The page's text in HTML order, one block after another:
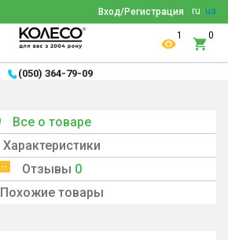
ru ua
Вход/Регистрация
1 0
(050) 364-79-09
Все о товаре
Характеристики
Отзывы 0
Похожие товары